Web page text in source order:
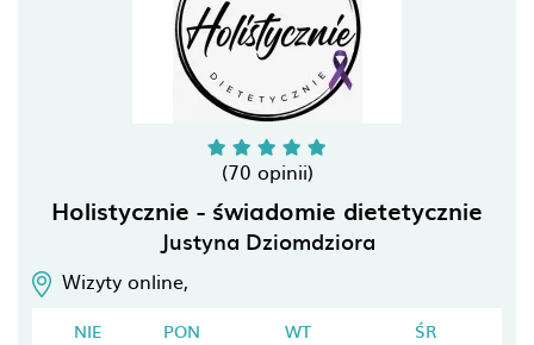
(70 opinii)
Holistycznie - świadomie dietetycznie
Justyna Dziomdziora
Wizyty online,
NIE PON WT
ŚR